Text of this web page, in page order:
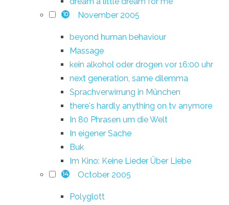
10 November 2005
beyond human behaviour
Massage
kein alkohol oder drogen vor 16:00 uhr
next generation, same dilemma
Sprachverwirrung in München
there's hardly anything on tv anymore
In 80 Phrasen um die Welt
In eigener Sache
Buk
Im Kino: Keine Lieder Über Liebe
14 October 2005
Polyglott